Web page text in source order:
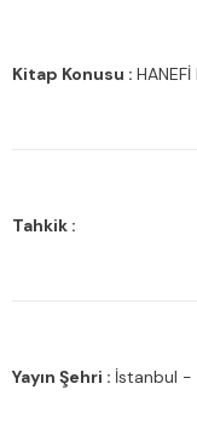
Kitap Konusu :
Tahkik :
Yayın Şehri :